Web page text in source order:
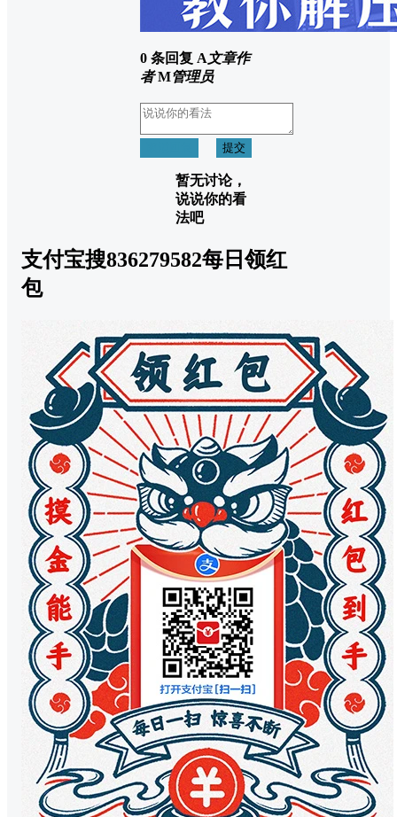
0 条回复 A文章作
者 M管理员
提交
暂无讨论，
说说你的看
法吧
支付宝搜836279582每日领红
包